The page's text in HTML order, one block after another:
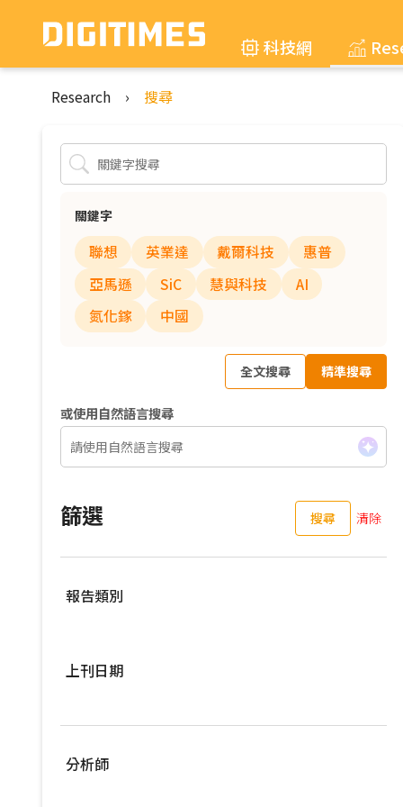
科技網
Research › 搜尋
關鍵字
聯想 英業達 戴爾科技
惠普
亞馬遜
SiC 慧與科技
AI
氮化鎵
中國
全文搜尋 精準搜尋
或使用自然語言搜尋
篩選 搜尋 清除
報告類別
亞洲供應鏈
寬頻與無線
上刊日期
分析師